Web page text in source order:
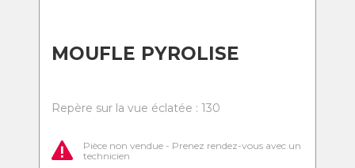
MOUFLE PYROLISE
Repère sur la vue éclatée : 130
Pièce non vendue - Prenez rendez-vous avec un
technicien